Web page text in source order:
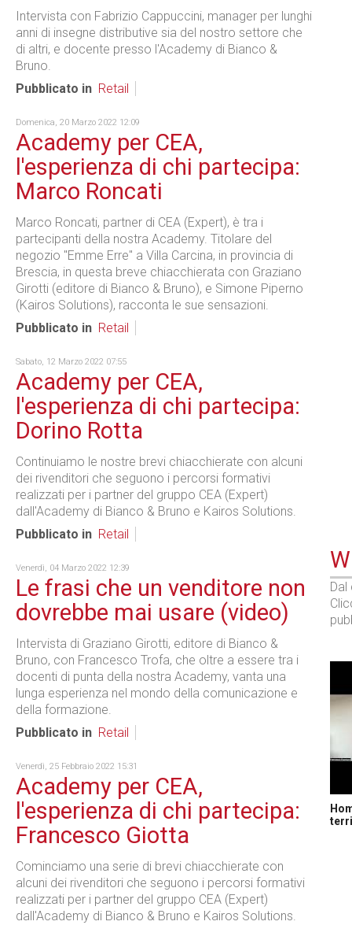
Intervista con Fabrizio Cappuccini, manager per lunghi
anni di insegne distributive sia del nostro settore che
di altri, e docente presso l'Academy di Bianco &
Bruno.
Pubblicato in Retail
Domenica, 20 Marzo 2022 12:09
Academy per CEA,
l'esperienza di chi partecipa:
Marco Roncati
Marco Roncati, partner di CEA (Expert), è tra i
partecipanti della nostra Academy. Titolare del
negozio "Emme Erre" a Villa Carcina, in provincia di
Brescia, in questa breve chiacchierata con Graziano
Girotti (editore di Bianco & Bruno), e Simone Piperno
(Kairos Solutions), racconta le sue sensazioni.
Pubblicato in Retail
Sabato, 12 Marzo 2022 07:55
Academy per CEA,
l'esperienza di chi partecipa:
Dorino Rotta
Continuiamo le nostre brevi chiacchierate con alcuni
dei rivenditori che seguono i percorsi formativi
realizzati per i partner del gruppo CEA (Expert)
dall'Academy di Bianco & Bruno e Kairos Solutions.
Pubblicato in Retail
Venerdì, 04 Marzo 2022 12:39
Le frasi che un venditore non
dovrebbe mai usare (video)
Intervista di Graziano Girotti, editore di Bianco &
Bruno, con Francesco Trofa, che oltre a essere tra i
docenti di punta della nostra Academy, vanta una
lunga esperienza nel mondo della comunicazione e
della formazione.
Pubblicato in Retail
Venerdì, 25 Febbraio 2022 15:31
Academy per CEA,
l'esperienza di chi partecipa:
Francesco Giotta
Cominciamo una serie di brevi chiacchierate con
alcuni dei rivenditori che seguono i percorsi formativi
realizzati per i partner del gruppo CEA (Expert)
dall'Academy di Bianco & Bruno e Kairos Solutions.